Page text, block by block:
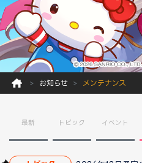
お知らせ メンテナンス
最新 トピック イベント